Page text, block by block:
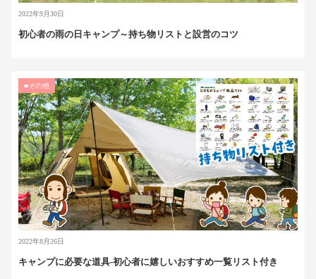
2022年9月30日
初心者の雨の日キャンプ～持ち物リストと設営のコツ
2022年8月26日
■その他
キャンプに必要な道具-初心者に嬉しいおすすめ一覧リスト付き